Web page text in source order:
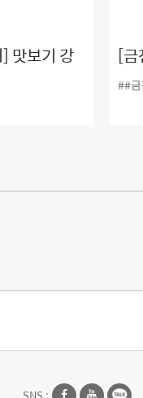
맛보기 강
[
좌
##